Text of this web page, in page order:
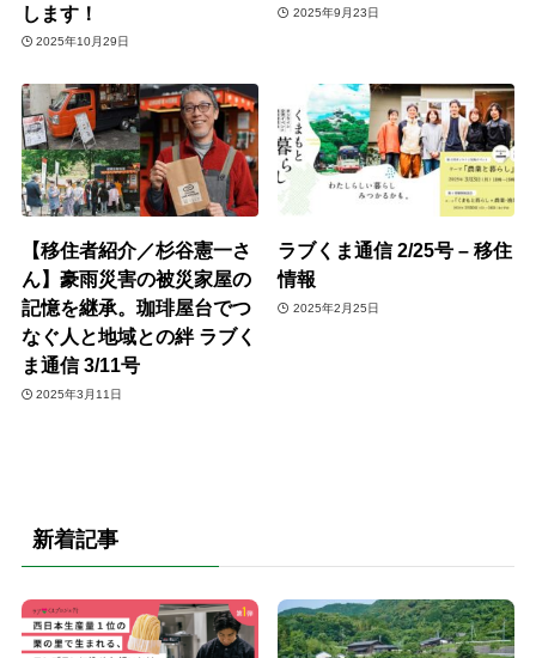
します！
2025年10月29日
2025年9月23日
【移住者紹介／杉谷憲一さ
ん】豪雨災害の被災家屋の
記憶を継承。珈琲屋台でつ
なぐ人と地域との絆 ラブく
ま通信 3/11号
2025年3月11日
ラブくま通信 2/25号 – 移住
情報
2025年2月25日
新着記事